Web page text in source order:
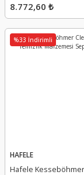
8.772,60 ₺
%33 İndirimli
HAFELE
Hafele